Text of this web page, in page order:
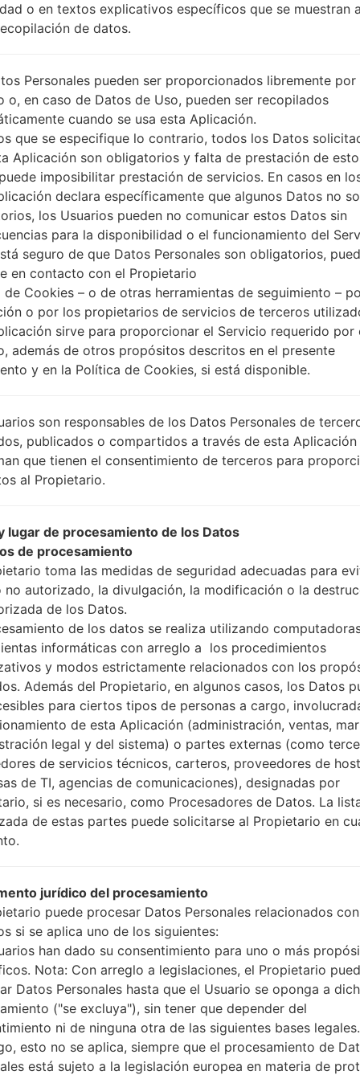
Modelo y sus características
LGQ610FA
LG Q7 Plus
Junio, 2018
8.4 milímetros (0.33 pulgadas)
143.8 x 69.3 milímetros (5.66
145 gramos (5.11 onzas)
Android 8.x Oreo Mirror
4GB
64 GB
microSD, hasta 1 TB (ranura
Red y Datos
1 Nano-Sim
GSM 850/900/1800/1900 MHz
HSDPA 850/900/1900/2100
-
-
GPRS/EDGE
o en textos explicativos específicos que se muestran
de datos.
Personales pueden ser proporcionados libremente por
o, en caso de Datos de Uso, pueden ser recopilados
cuando se usa esta Aplicación.
que se especifique lo contrario, todos los Datos
Aplicación son obligatorios y falta de prestación de
imposibilitar prestación de servicios. En casos en
declara específicamente que algunos Datos no
los Usuarios pueden no comunicar estos Datos sin
para la disponibilidad o el funcionamiento del
seguro de que Datos Personales son obligatorios,
en contacto con el Propietario
de Cookies – o de otras herramientas de seguimiento –
o por los propietarios de servicios de terceros
sirve para proporcionar el Servicio requerido por
además de otros propósitos descritos en el presente
y en la Política de Cookies, si está disponible.
son responsables de los Datos Personales de
publicados o compartidos a través de esta Aplicación
que tienen el consentimiento de terceros para
al Propietario.
lugar de procesamiento de los Datos
de procesamiento
toma las medidas de seguridad adecuadas para
no autorizado, la divulgación, la modificación o la
de los Datos.
de los datos se realiza utilizando
informáticas con arreglo a los procedimientos
y modos estrictamente relacionados con los
Además del Propietario, en algunos casos, los Datos
para ciertos tipos de personas a cargo,
de esta Aplicación (administración, ventas,
legal y del sistema) o partes externas (como
de servicios técnicos, carteros, proveedores de
de TI, agencias de comunicaciones), designadas por
si es necesario, como Procesadores de Datos. La
de estas partes puede solicitarse al Propietario en
jurídico del procesamiento
puede procesar Datos Personales relacionados
si se aplica uno de los siguientes:
han dado su consentimiento para uno o más
Nota: Con arreglo a legislaciones, el Propietario
Datos Personales hasta que el Usuario se oponga a
("se excluya"), sin tener que depender del
ni de ninguna otra de las siguientes bases
esto no se aplica, siempre que el procesamiento de
está sujeto a la legislación europea en materia de